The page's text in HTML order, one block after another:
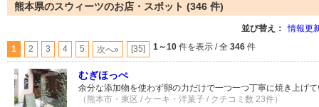
熊本県のスウィーツのお店・スポット (346 件)
並び替え： 情報更
1 2 3 4 5 次へ» [35] 1～10 件を表示 / 全 346 件
むぎほっぺ
余分な添加物を使わず卵の力だけで一つ一つ丁寧に焼き上げ
（熊本市・東区 / ケーキ・洋菓子 / クチコミ数 23件）